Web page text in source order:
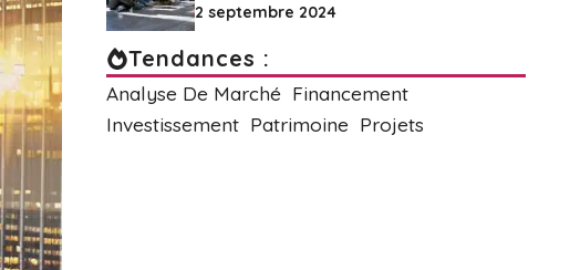
2 septembre 2024
Tendances :
Analyse De Marché Financement
Investissement Patrimoine Projets